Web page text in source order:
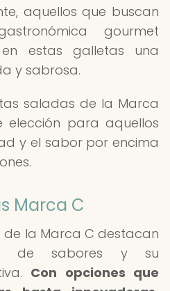
aquellos que buscan
gourmet
estas galletas una
y sabrosa.
saladas de la Marca
elección para aquellos
y el sabor por encima
Marca C
la Marca C destacan
de sabores y su
Con opciones que